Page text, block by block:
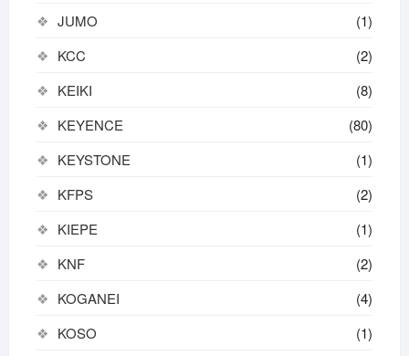
JUMO
(1)
KCC
(2)
KEIKI
(8)
KEYENCE
(80)
KEYSTONE
(1)
KFPS
(2)
KIEPE
(1)
KNF
(2)
KOGANEI
(4)
KOSO
(1)